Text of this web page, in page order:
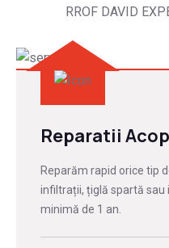
RROF DAVID
Reparatii
Reparăm rapid orice tip
infiltrații, țiglă spartă sau
minimă de 1 an.